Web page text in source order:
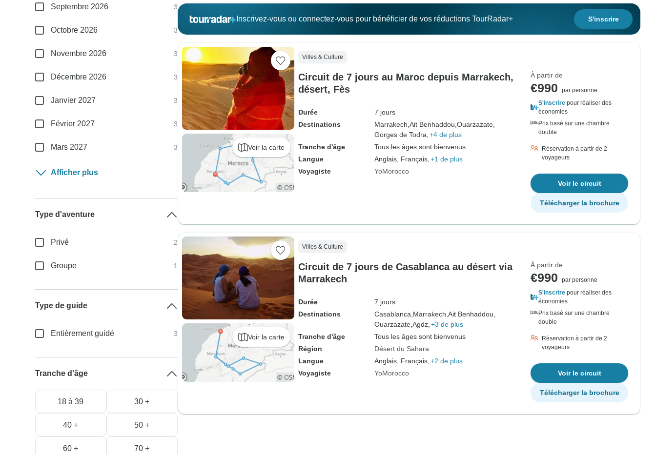
Inscrivez-vous ou connectez-vous pour bénéficier de vos réductions TourRadar+ S'inscrire
Voir la carte
Villes & Culture
Circuit de 7 jours au Maroc depuis Marrakech,
désert, Fès
Durée
7 jours
Destinations
Marrakech, Ait Benhaddou, Ouarzazate,
Gorges de Todra, +4 de plus
Tranche d'âge
Tous les âges sont bienvenus
Langue
Anglais, Français, +1 de plus
Voyagiste
YoMorocco
À partir de
€990
par personne
S'inscrire pour réaliser des
économies
Prix basé sur une chambre
double
Réservation à partir de 2
voyageurs
Voir le circuit
Télécharger la brochure
Voir la carte
Villes & Culture
Circuit de 7 jours de Casablanca au désert via
Marrakech
Durée
7 jours
Destinations
Casablanca, Marrakech, Ait Benhaddou,
Ouarzazate, Agdz, +3 de plus
Tranche d'âge
Tous les âges sont bienvenus
Région
Désert du Sahara
Langue
Anglais, Français, +2 de plus
Voyagiste
YoMorocco
À partir de
€990
par personne
S'inscrire pour réaliser des
économies
Prix basé sur une chambre
double
Réservation à partir de 2
voyageurs
Voir le circuit
Télécharger la brochure
Septembre 2026 3
Octobre 2026 3
Novembre 2026 3
Décembre 2026 3
Janvier 2027 3
Février 2027 3
Mars 2027 3
Afficher plus
Type d'aventure
Privé 2
Groupe 1
Type de guide
Entièrement guidé 3
Tranche d'âge
18 à 39 30 +
40 + 50 +
60 + 70 +